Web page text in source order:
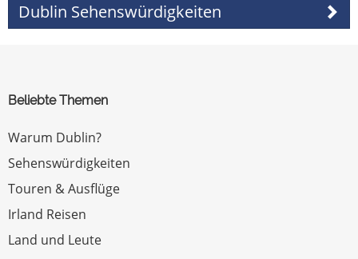
Dublin Sehenswürdigkeiten
Beliebte Themen
Warum Dublin?
Sehenswürdigkeiten
Touren & Ausflüge
Irland Reisen
Land und Leute